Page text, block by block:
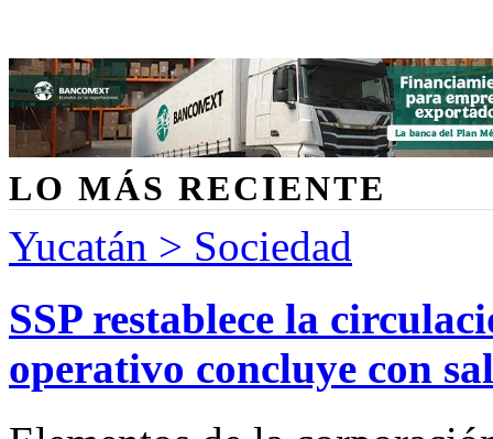
LO MÁS RECIENTE
Yucatán > Sociedad
SSP restablece la
operativo concluye con